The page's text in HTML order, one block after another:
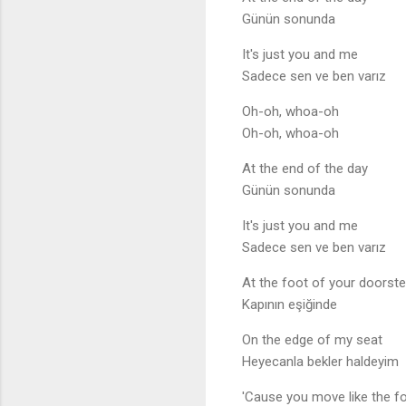
Günün sonunda
It's just you and me
Sadece sen ve ben varız
Oh-oh, whoa-oh
Oh-oh, whoa-oh
At the end of the day
Günün sonunda
It's just you and me
Sadece sen ve ben varız
At the foot of your
Kapının eşiğinde
On the edge of my seat
Heyecanla bekler haldeyim
'Cause you move like the